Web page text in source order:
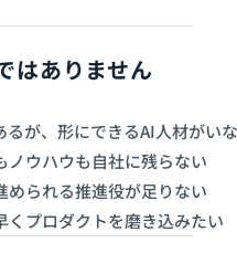
はありません
が、形にできるAI人材がい
ウハウも自社に残らない
られる推進役が足りない
プロダクトを磨き込みたい